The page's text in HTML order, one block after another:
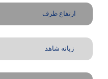
ارتفاع ظرف
زبانه شاهد